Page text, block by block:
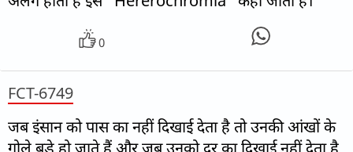
0
FCT-6749
जब इंसान को पास का नहीं दिखाई देता है तो उनकी आंखों के